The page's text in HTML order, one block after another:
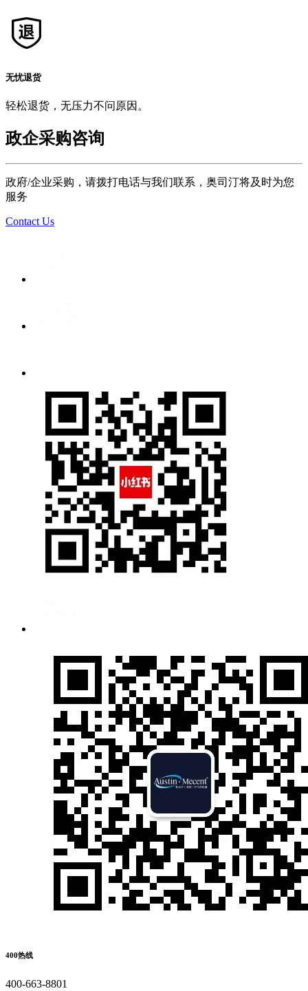
无忧退货
轻松退货，无压力不问原因。
政企采购咨询
政府/企业采购，请拨打电话与我们联系，奥司汀将及时为您
服务
Contact Us
400热线
400-663-8801